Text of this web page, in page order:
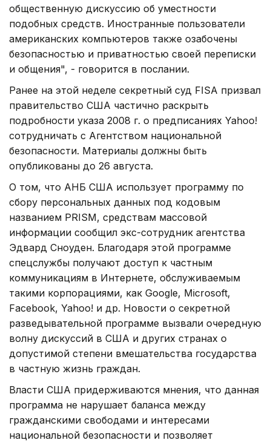
общественную дискуссию об уместности
подобных средств. Иностранные пользователи
американских компьютеров также озабочены
безопасностью и приватностью своей переписки
и общения", - говорится в послании.
Ранее на этой неделе секретный суд FISA призвал
правительство США частично раскрыть
подробности указа 2008 г. о предписаниях Yahoo!
сотрудничать с Агентством национальной
безопасности. Материалы должны быть
опубликованы до 26 августа.
О том, что АНБ США использует программу по
сбору персональных данных под кодовым
названием PRISM, средствам массовой
информации сообщил экс-сотрудник агентства
Эдвард Сноуден. Благодаря этой программе
спецслужбы получают доступ к частным
коммуникациям в Интернете, обслуживаемым
такими корпорациями, как Google, Microsoft,
Facebook, Yahoo! и др. Новости о секретной
разведывательной программе вызвали очередную
волну дискуссий в США и других странах о
допустимой степени вмешательства государства
в частную жизнь граждан.
Власти США придерживаются мнения, что данная
программа не нарушает баланса между
гражданскими свободами и интересами
национальной безопасности и позволяет